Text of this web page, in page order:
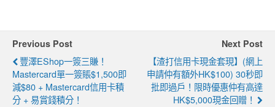
Previous Post
豐澤eShop一簽三賺！
Mastercard單一簽賬$1,500即
減$80 + Mastercard信用卡積
分 + 易賞錢積分！
Next Post
【渣打信用卡現金套現】(網上
申請仲有額外HK$100) 30秒即
批即過戶！限時優惠仲有高達
HK$5,000現金回贈！